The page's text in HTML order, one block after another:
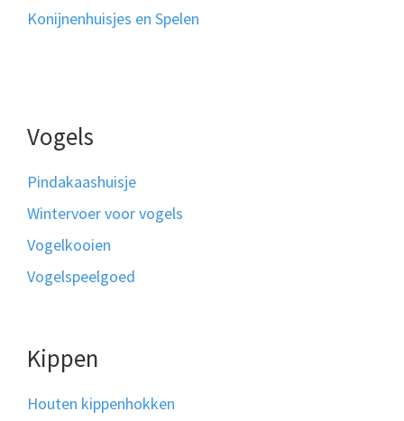
Konijnenhuisjes en Spelen
Vogels
Pindakaashuisje
Wintervoer voor vogels
Vogelkooien
Vogelspeelgoed
Kippen
Houten kippenhokken